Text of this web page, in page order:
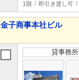
1階 即引き渡し可
金子商事本社ビル
貸事務所